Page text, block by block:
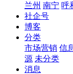
兰州 南宁 呼
社企号
博客
分类
市场营销 信
源 未分类
消息